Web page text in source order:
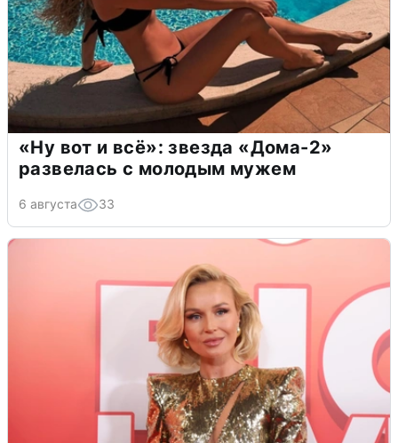
«Ну вот и всё»: звезда «Дома-2»
развелась с молодым мужем
6 августа 33